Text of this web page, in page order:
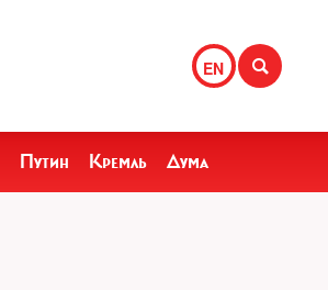
EN
Путин Кремль Дума